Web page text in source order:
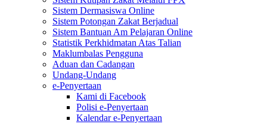
Sistem Dermasiswa Online
Sistem Potongan Zakat Berjadual
Sistem Bantuan Am Pelajaran Online
Statistik Perkhidmatan Atas Talian
Maklumbalas Pengguna
Aduan dan Cadangan
Undang-Undang
e-Penyertaan
Kami di Facebook
Polisi e-Penyertaan
Kalendar e-Penyertaan